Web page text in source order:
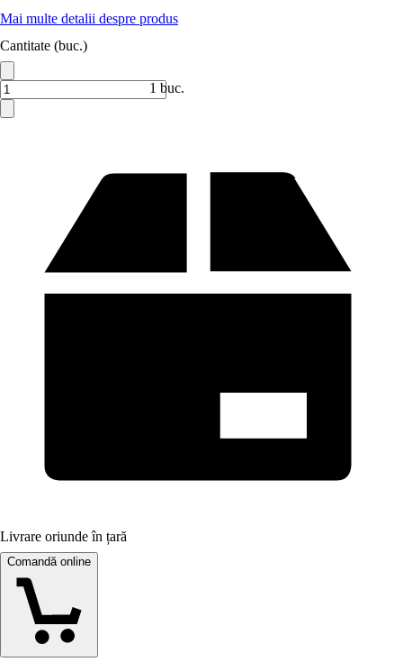
Mai multe detalii despre produs
Cantitate (buc.)
1 buc.
Livrare oriunde în țară
Comandă online